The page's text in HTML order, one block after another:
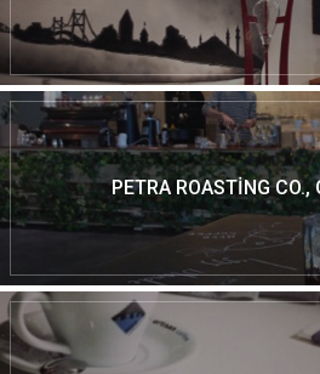
PETRA ROASTING CO.,